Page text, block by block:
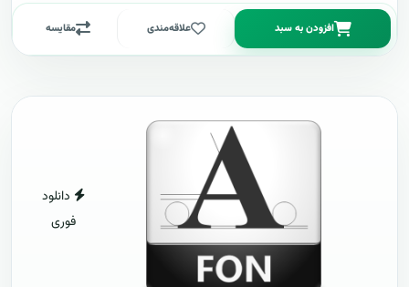
افزودن به سبد علاقه‌مندی مقایسه
دانلود
فوری